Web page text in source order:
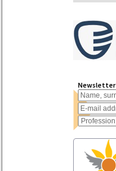
Newsletter